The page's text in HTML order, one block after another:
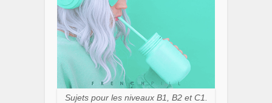
Sujets pour les niveaux B1, B2 et C1.